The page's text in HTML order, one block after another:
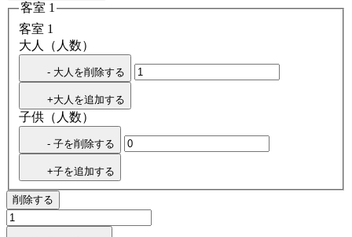
客室 1
客室 1
大人（人数）
- 大人を削除する
+大人を追加する
子供（人数）
- 子を削除する
+子を追加する
削除する